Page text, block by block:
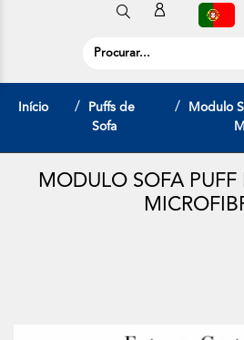
Início
Puffs de
Sofa
Modulo
MODULO SOFA PUFF